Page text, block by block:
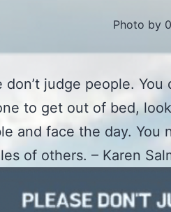
Photo by
don’t judge people.
to get out of bed,
and face the day. You
of others. – Karen